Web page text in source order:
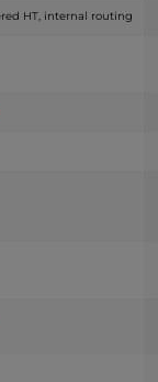
HT, internal routing